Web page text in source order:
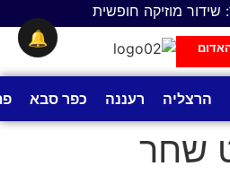
שידור מוזיקה חופשית
הרצליה רעננה כפר סבא
שחר
🔔